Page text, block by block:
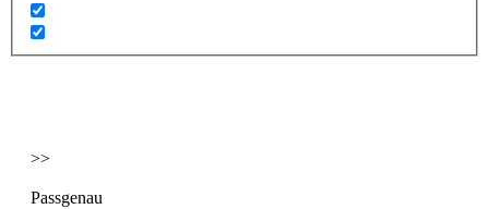
>>
Passgenau